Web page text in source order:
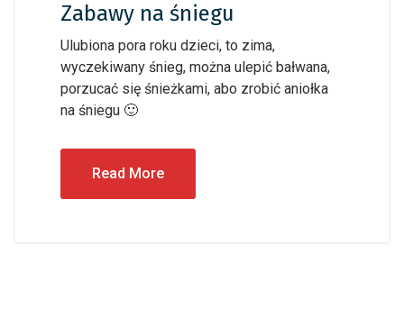
Zabawy na śniegu
Ulubiona pora roku dzieci, to zima,
wyczekiwany śnieg, można ulepić bałwana,
porzucać się śnieżkami, abo zrobić aniołka
na śniegu 🙂
Read More